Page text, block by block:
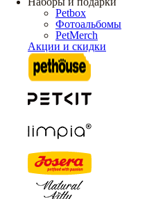
Petbox
Фотоальбомы
PetMerch
Акции и скидки